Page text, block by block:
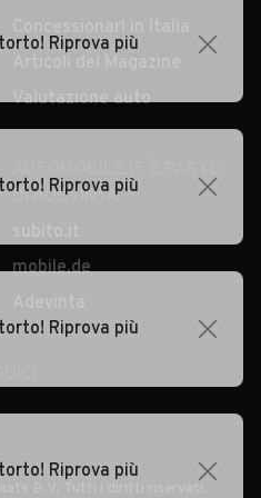
Valutazione auto
DI ADEVINTA
mobile.de
B.V. Tutti i diritti riservati.
Riprova più
Riprova più
Riprova più
Riprova più